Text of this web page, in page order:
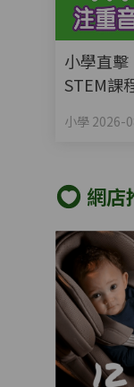
小學直
STEM課
小學 2026-
網店